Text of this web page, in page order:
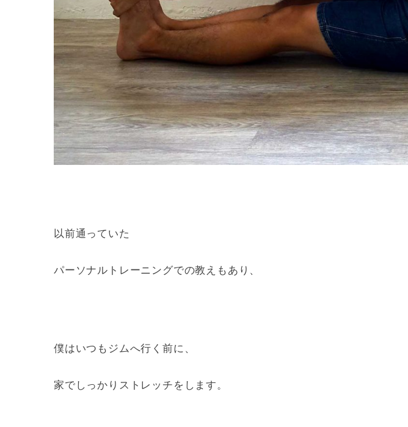
以前通っていた
パーソナルトレーニングでの教えもあり、
僕はいつもジムへ行く前に、
家でしっかりストレッチをします。